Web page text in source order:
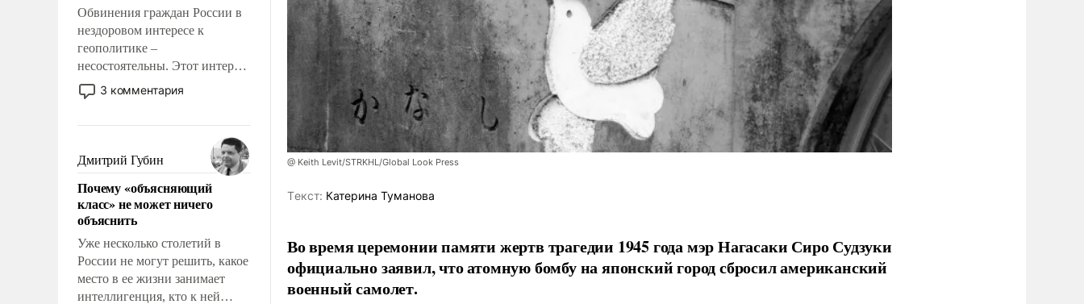
Обвинения граждан России в
нездоровом интересе к
геополитике –
несостоятельны. Этот интерес
рационален и прагматичен. Он
обусловлен тысячелетним
фундаментальным знанием,
что мировая политика имеет
свойство заявляться на порог
нашего дома.
3 комментария
Дмитрий Губин
Почему «объясняющий
класс» не может ничего
объяснить
Уже несколько столетий в
России не могут решить, какое
место в ее жизни занимает
интеллигенция, кто к ней
@ Keith Levit/STRKHL/Global Look Press
Tекст: Катерина Туманова
Во время церемонии памяти жертв трагедии 1945 года мэр Нагасаки Сиро Судзуки
официально заявил, что атомную бомбу на японский город сбросил американский
военный самолет.